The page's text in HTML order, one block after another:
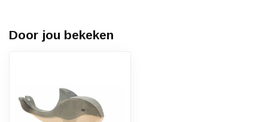
Door jou bekeken